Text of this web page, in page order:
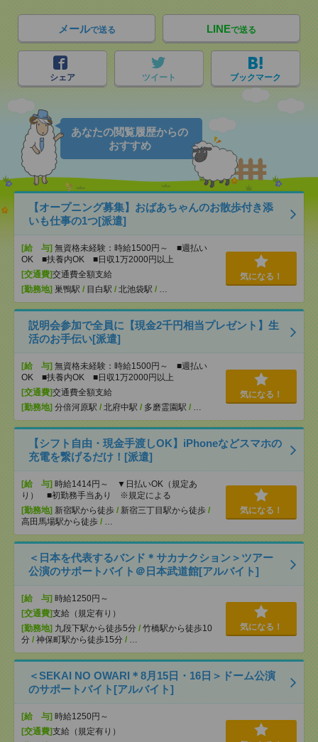
メールで送る LINEで送る
シェア ツイート ブックマーク
あなたの閲覧履歴からの
おすすめ
【オープニング募集】おばあちゃんのお散歩付き添
いも仕事の1つ[派遣]
[給 与] 無資格未経験：時給1500円～ ■週払い
OK ■扶養内OK ■日収1万2000円以上
[交通費]交通費全額支給
[勤務地] 巣鴨駅 / 目白駅 / 北池袋駅 / …
気になる！
説明会参加で全員に【現金2千円相当プレゼント】生
活のお手伝い[派遣]
[給 与] 無資格未経験：時給1500円～ ■週払い
OK ■扶養内OK ■日収1万2000円以上
[交通費]交通費全額支給
[勤務地] 分倍河原駅 / 北府中駅 / 多磨霊園駅 / …
気になる！
【シフト自由・現金手渡しOK】iPhoneなどスマホの
充電を繋げるだけ！[派遣]
[給 与] 時給1414円～ ▼日払いOK（規定あ
り） ■初勤務手当あり ※規定による
[勤務地] 新宿駅から徒歩 / 新宿三丁目駅から徒歩 /
高田馬場駅から徒歩 / …
気になる！
＜日本を代表するバンド＊サカナクション＞ツアー
公演のサポートバイト＠日本武道館[アルバイト]
[給 与] 時給1250円～
[交通費]支給（規定有り）
[勤務地] 九段下駅から徒歩5分 / 竹橋駅から徒歩10
分 / 神保町駅から徒歩15分 / …
気になる！
＜SEKAI NO OWARI＊8月15日・16日＞ドーム公演
のサポートバイト[アルバイト]
[給 与] 時給1250円～
[交通費]支給（規定有り）